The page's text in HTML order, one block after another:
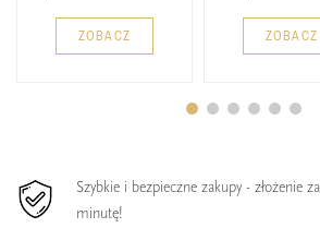
ZOBACZ ZOBACZ
Szybkie i bezpieczne zakupy - złożenie
minutę!